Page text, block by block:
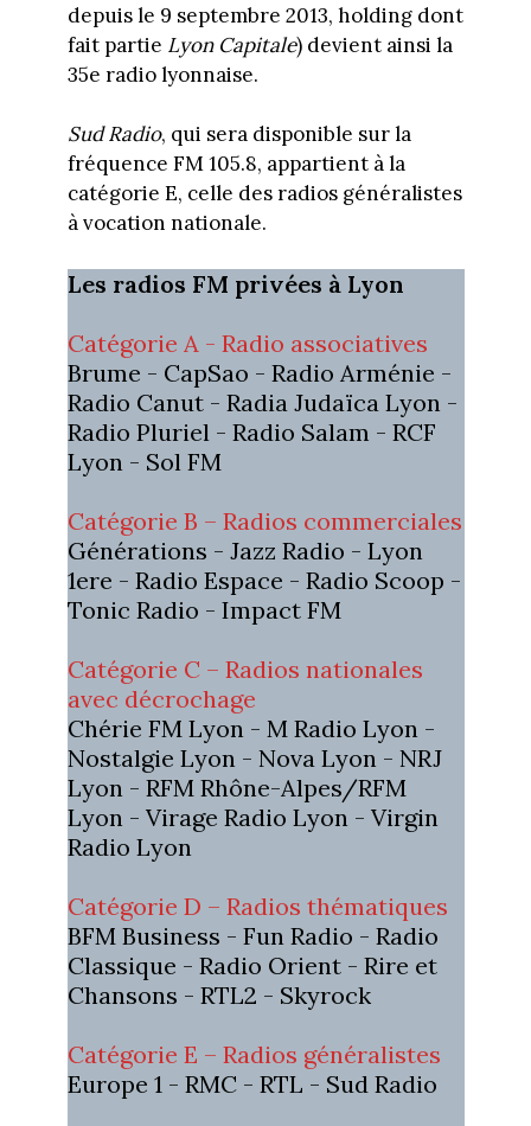
depuis le 9 septembre 2013, holding dont
fait partie Lyon Capitale) devient ainsi la
35e radio lyonnaise.
Sud Radio, qui sera disponible sur la
fréquence FM 105.8, appartient à la
catégorie E, celle des radios généralistes
à vocation nationale.
Les radios FM privées à Lyon
Catégorie A - Radio associatives
Brume - CapSao - Radio Arménie -
Radio Canut - Radia Judaïca Lyon -
Radio Pluriel - Radio Salam - RCF
Lyon - Sol FM
Catégorie B – Radios commerciales
Générations - Jazz Radio - Lyon
1ere - Radio Espace - Radio Scoop -
Tonic Radio - Impact FM
Catégorie C – Radios nationales
avec décrochage
Chérie FM Lyon - M Radio Lyon -
Nostalgie Lyon - Nova Lyon - NRJ
Lyon - RFM Rhône-Alpes/RFM
Lyon - Virage Radio Lyon - Virgin
Radio Lyon
Catégorie D – Radios thématiques
BFM Business - Fun Radio - Radio
Classique - Radio Orient - Rire et
Chansons - RTL2 - Skyrock
Catégorie E – Radios généralistes
Europe 1 - RMC - RTL - Sud Radio